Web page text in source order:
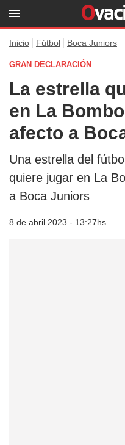
Inicio Fútbol Boca Juniors
GRAN DECLARACIÓN
La estrella
en La
afecto a
Una estrella del
quiere jugar en La
a Boca Juniors
8 de abril 2023 - 13:27hs